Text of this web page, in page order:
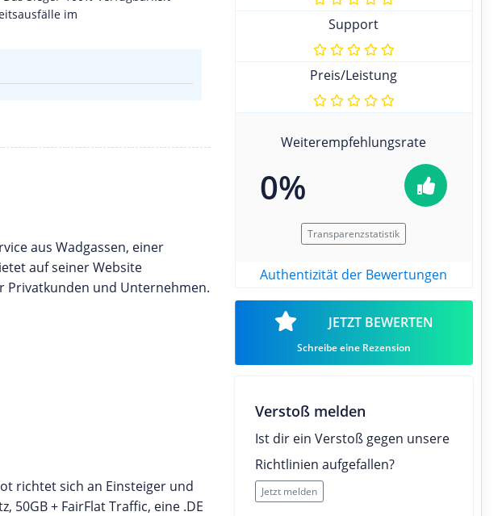
im
aus Wadgassen, einer
auf seiner Website
Privatkunden und Unternehmen.
richtet sich an Einsteiger und
50GB + FairFlat Traffic, eine .DE
Support
Preis/Leistung
Weiterempfehlungsrate
0%
Transparenzstatistik
Authentizität der Bewertungen
JETZT BEWERTEN
Schreibe eine Rezension
Verstoß melden
Ist dir ein Verstoß gegen unsere
Richtlinien aufgefallen?
Jetzt melden